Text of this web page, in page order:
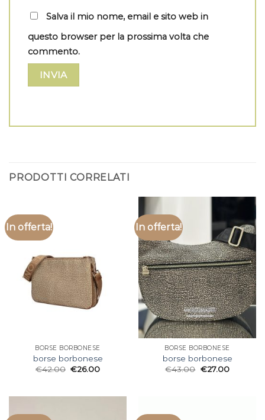
Salva il mio nome, email e sito web in
questo browser per la prossima volta che
commento.
PRODOTTI CORRELATI
In offerta!
BORSE BORBONESE
borse borbonese
€42.00 €26.00
In offerta!
BORSE BORBONESE
borse borbonese
€43.00 €27.00